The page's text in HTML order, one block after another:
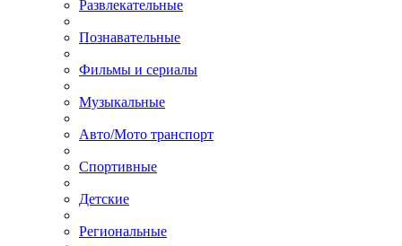
Развлекательные
Познавательные
Фильмы и сериалы
Музыкальные
Авто/Мото транспорт
Спортивные
Детские
Региональные